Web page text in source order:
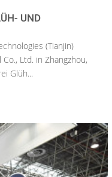
UND
(Tianjin)
Ltd. in Zhangzhou,
Glüh...